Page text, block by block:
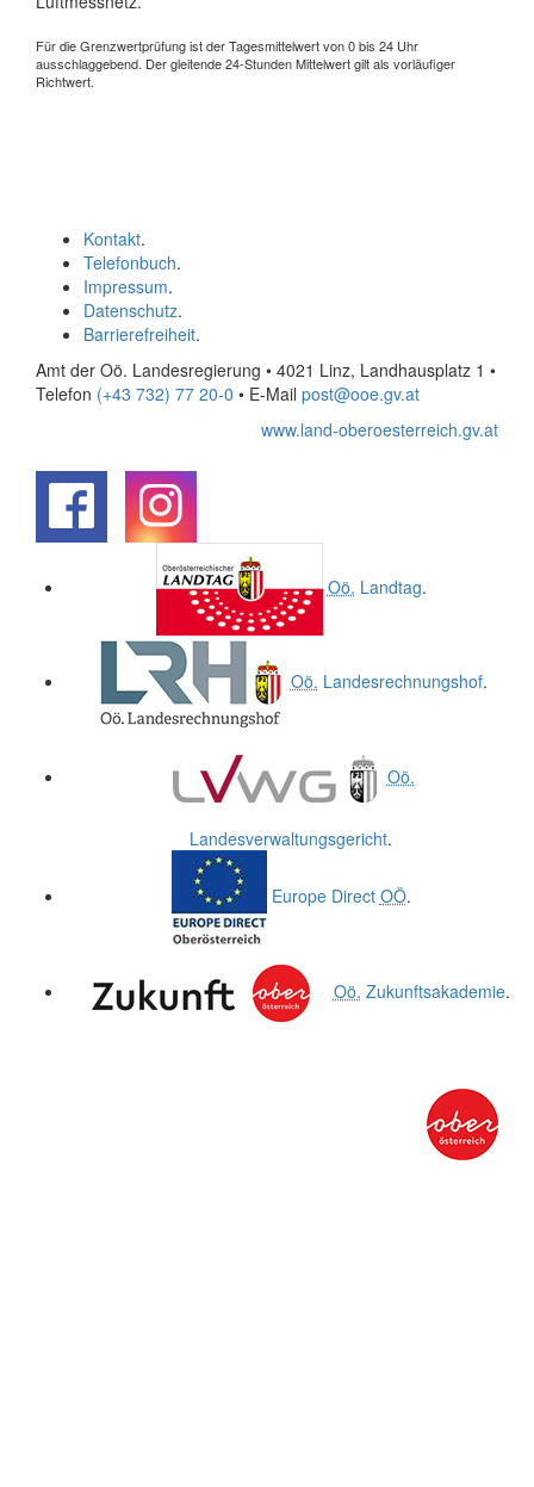
Für die Grenzwertprüfung ist der Tagesmittelwert von 0 bis 24 Uhr
ausschlaggebend. Der gleitende 24-Stunden Mittelwert gilt als vorläufiger
Richtwert.
Kontakt.
Telefonbuch.
Impressum.
Datenschutz.
Barrierefreiheit.
Amt der Oö. Landesregierung • 4021 Linz, Landhausplatz 1 •
Telefon (+43 732) 77 20-0 • E-Mail post@ooe.gv.at
www.land-oberoesterreich.gv.at
Oö. Landtag.
Oö. Landesrechnungshof.
Oö.
Landesverwaltungsgericht.
Europe Direct OÖ.
Oö. Zukunftsakademie.